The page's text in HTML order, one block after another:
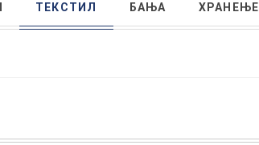
ТЕКСТИЛ БАЊА ХРАНЕЊЕ